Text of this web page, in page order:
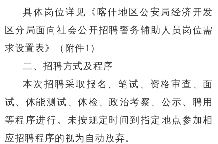
具体岗位详见《喀什地区公安局经济开发
区分局面向社会公开招聘警务辅助人员岗位需
求设置表》（附件1 ）
二、招聘方式及程序
本次招聘采取报名、笔试、资格审查、面
试、体能测试、体检、政治考察、公示、聘用
等程序进行。未按规定时间到指定地点参加相
应招聘程序的视为自动放弃。